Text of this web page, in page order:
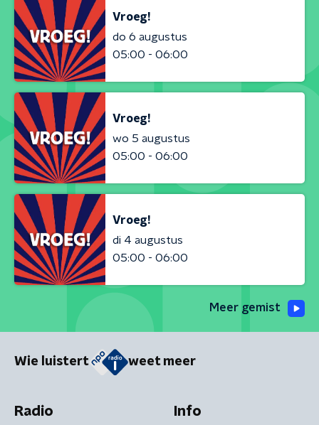
Vroeg!
do 6 augustus
05:00 - 06:00
Vroeg!
wo 5 augustus
05:00 - 06:00
Vroeg!
di 4 augustus
05:00 - 06:00
Meer gemist
Wie luistert weet meer
Radio Info